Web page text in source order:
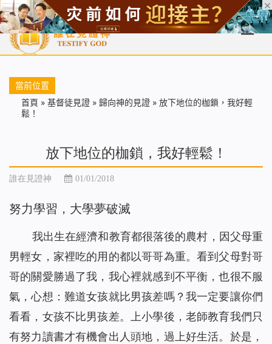
首頁 每日靈糧 天國福音 基督徒見證 信仰解答 聖經
當前位置
首頁 » 基督徒見證 » 歸向神的見證 » 放下地位的枷鎖，我好輕
鬆！
放下地位的枷鎖，我好輕鬆！
誰在見證神 01/01/2018
努力學習，大學夢破滅
我出生在經濟和教育都很落後的農村，因父母重
男輕女，家裡吃的用的都以哥哥為重。看到父母對哥
哥的關愛勝過了我，我心裡就感到不平衡，也很不服
氣，心想：難道女孩就比男孩差嗎？我一定要讓你們
看看，女孩不比男孩差。上小學後，老師教育我們只
有努力讀書才有機會出人頭地，過上好生活。於是，